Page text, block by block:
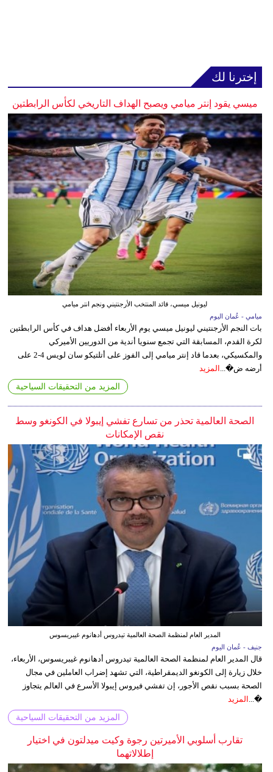
إخترنا لك
ميسي يقود إنتر ميامي ويصبح الهداف التاريخي لكأس الرابطتين
ليونيل ميسي، قائد المنتخب الأرجنتيني ونجم انتر ميامي
ميامي - عُمان اليوم
بات النجم الأرجنتيني ليونيل ميسي يوم الأربعاء أفضل هداف في كأس الرابطتين
لكرة القدم، المسابقة التي تجمع سنويا أندية من الدوريين الأميركي
والمكسيكي، بعدما قاد إنتر ميامي إلى الفوز على أتلتيكو سان لويس 4-2 على
أرضه ض�...
المزيد
المزيد من التحقيقات السياحية
الصحة العالمية تحذر من تسارع تفشي إيبولا في الكونغو وسط
نقص الإمكانات
المدير العام لمنظمة الصحة العالمية تيدروس أدهانوم غيبريسوس
جنيف - عُمان اليوم
قال المدير العام لمنظمة الصحة العالمية تيدروس أدهانوم غيبريسوس، الأربعاء،
خلال زيارة إلى الكونغو الديمقراطية، التي تشهد إضراب العاملين في مجال
الصحة بسبب نقص الأجور، إن تفشي فيروس إيبولا الأسرع في العالم يتجاوز
�... المزيد
المزيد من التحقيقات السياحية
تقارب أسلوبي الأميرتين رجوة وكيت ميدلتون في اختيار
إطلالاتهما